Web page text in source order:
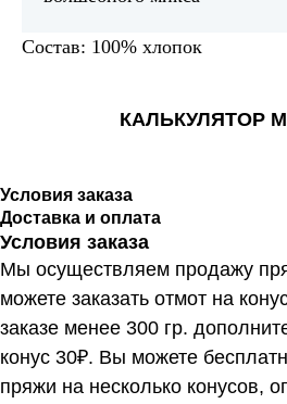
Состав: 100% хлопок
КАЛЬКУЛЯТОР
Условия заказа
Доставка и оплата
Условия заказа
Мы осуществляем продажу
можете заказать отмот на
заказе менее 300 гр.
конус 30₽. Вы можете
пряжи на несколько конусов,